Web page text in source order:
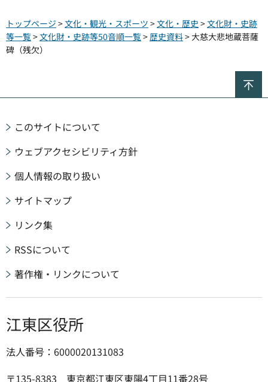
トップページ >文化・観光・スポーツ >文化・歴史 >文化財・史跡
等一覧>文化財・史跡等50音順一覧> 歴史資料> 大慈大悲地蔵菩薩
碑（残欠）
このサイトについて
ウェブアクセシビリティ方針
個人情報の取り扱い
サイトマップ
リンク集
RSSについて
著作権・リンクについて
江東区役所
法人番号：6000020131083
〒135-8383 東京都江東区東陽4丁目11番28号